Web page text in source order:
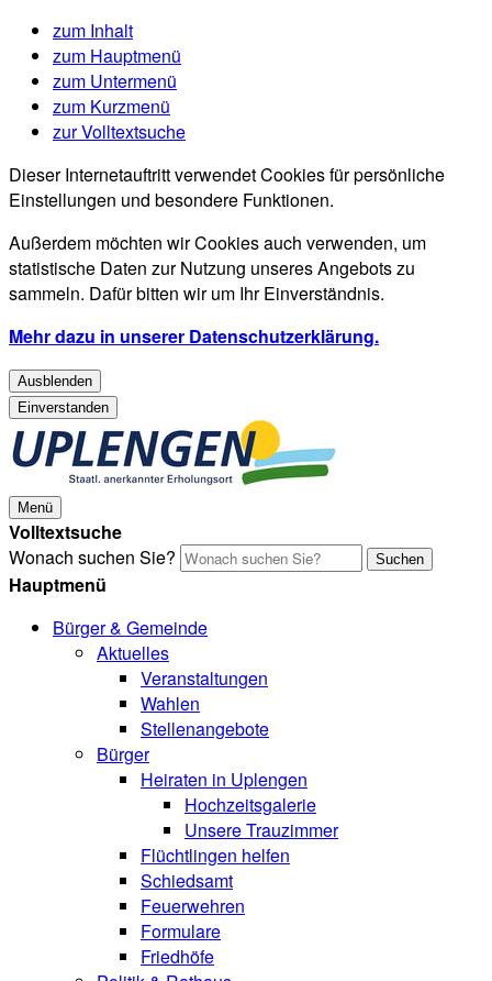
zum Inhalt
zum Hauptmenü
zum Untermenü
zum Kurzmenü
zur Volltextsuche
Dieser Internetauftritt verwendet Cookies für persönliche
Einstellungen und besondere Funktionen.
Außerdem möchten wir Cookies auch verwenden, um
statistische Daten zur Nutzung unseres Angebots zu
sammeln. Dafür bitten wir um Ihr Einverständnis.
Mehr dazu in unserer Datenschutzerklärung.
Ausblenden
Einverstanden
Menü
Volltextsuche
Wonach suchen Sie?
Suchen
Hauptmenü
Bürger & Gemeinde
Aktuelles
Veranstaltungen
Wahlen
Stellenangebote
Bürger
Heiraten in Uplengen
Hochzeitsgalerie
Unsere Trauzimmer
Flüchtlingen helfen
Schiedsamt
Feuerwehren
Formulare
Friedhöfe